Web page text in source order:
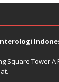
Square Tower A